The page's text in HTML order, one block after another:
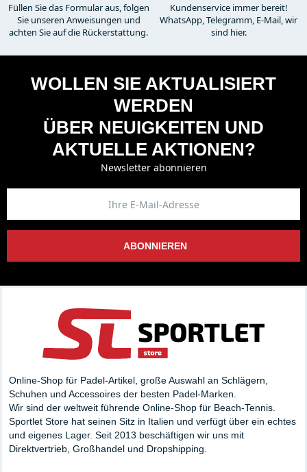
Füllen Sie das Formular aus, folgen
Sie unseren Anweisungen und
achten Sie auf die Rückerstattung.
Kundenservice immer bereit!
WhatsApp, Telegramm, E-Mail, wir
sind hier.
WOLLEN SIE AKTUALISIERT
WERDEN
ÜBER NEUIGKEITEN UND
AKTUELLE AKTIONEN?
Newsletter abonnieren
ABONNIEREN
Online-Shop für Padel-Artikel, große Auswahl an Schlägern,
Schuhen und Accessoires der besten Padel-Marken.
Wir sind der weltweit führende Online-Shop für Beach-Tennis.
Sportlet Store hat seinen Sitz in Italien und verfügt über ein echtes
und eigenes Lager. Seit 2013 beschäftigen wir uns mit
Direktvertrieb, Großhandel und Dropshipping.